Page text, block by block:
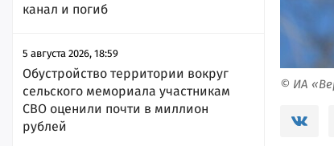
канал и погиб
5 августа 2026, 18:59
Обустройство территории вокруг
сельского мемориала участникам
СВО оценили почти в миллион
рублей
© ИА